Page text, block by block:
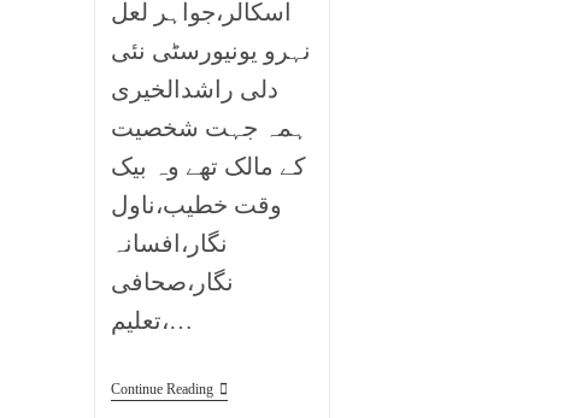
اسکالر،جواہر لعل
نہرو یونیورسٹی نئی
دلی راشدالخیری
ہمہ جہت شخصیت
کے مالک تھے وہ بیک
وقت خطیب،ناول
نگار،افسانہ
نگار،صحافی
،تعلیم…
Continue Reading